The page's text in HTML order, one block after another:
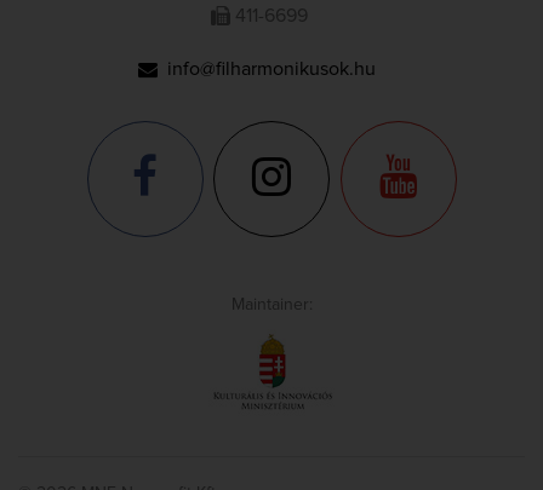
411-6699
info@filharmonikusok.hu
Maintainer: